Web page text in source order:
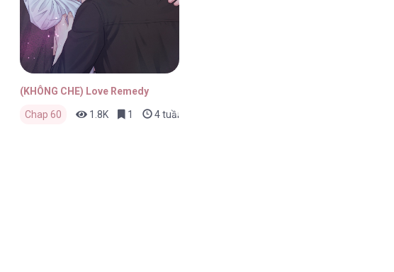
(KHÔNG CHE) Love Remedy
Chap 60 1.8K 1 4 tuần trước